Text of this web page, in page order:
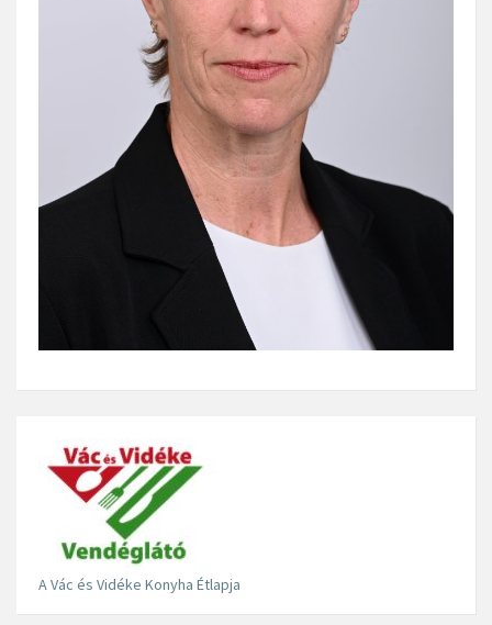
A Vác és Vidéke Konyha Étlapja